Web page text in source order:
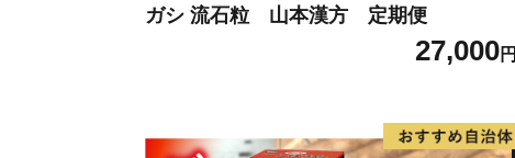
ガシ 流石粒 山本漢方 定期便
27,000円